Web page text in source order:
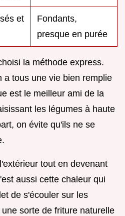
et
Fondants,
presque en purée
la méthode express.
a tous une vie bien remplie
est le meilleur ami de la
les légumes à haute
on évite qu'ils ne se
tout en devenant
aussi cette chaleur qui
de s'écouler sur les
sorte de friture naturelle